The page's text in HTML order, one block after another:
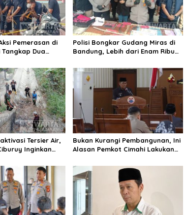
Pemerasan di
Tangkap Dua
Polisi Bongkar Gudang Miras di
Bandung, Lebih dari Enam Ribu
Tersier Air,
Inginkan
Bukan Kurangi Pembangunan, Ini
Alasan Pemkot Cimahi Lakukan